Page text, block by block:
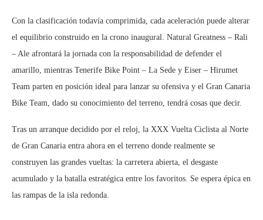
Con la clasificación todavía comprimida, cada aceleración puede alterar
el equilibrio construido en la crono inaugural. Natural Greatness – Rali
– Ale afrontará la jornada con la responsabilidad de defender el
amarillo, mientras Tenerife Bike Point – La Sede y Eiser – Hirumet
Team parten en posición ideal para lanzar su ofensiva y el Gran Canaria
Bike Team, dado su conocimiento del terreno, tendrá cosas que decir.
Tras un arranque decidido por el reloj, la XXX Vuelta Ciclista al Norte
de Gran Canaria entra ahora en el terreno donde realmente se
construyen las grandes vueltas: la carretera abierta, el desgaste
acumulado y la batalla estratégica entre los favoritos. Se espera épica en
las rampas de la isla redonda.